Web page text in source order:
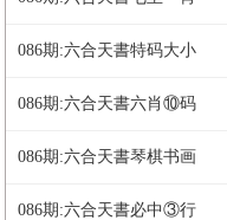
086期:六合天書特码大小
086期:六合天書六肖⑩码
086期:六合天書琴棋书画
086期:六合天書必中③行